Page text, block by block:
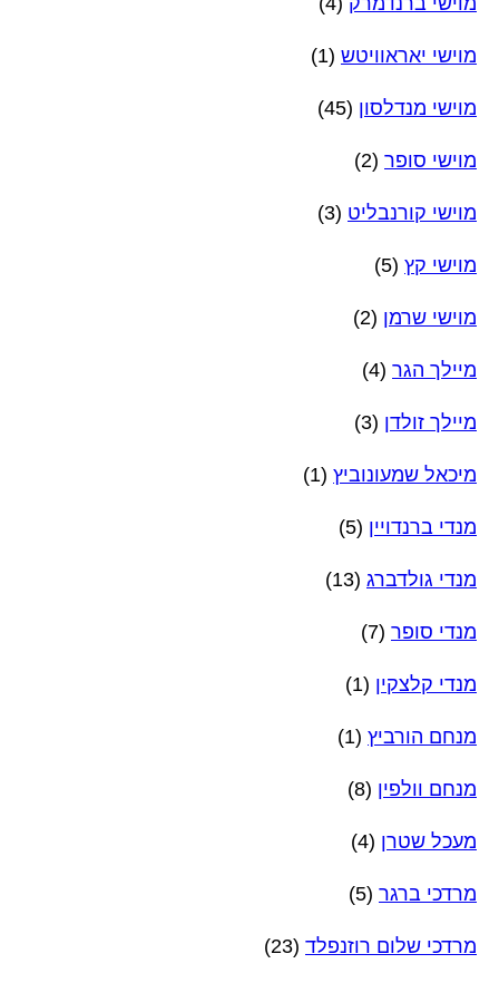
מוישי יאראוויטש (1)
מוישי מנדלסון (45)
מוישי סופר (2)
מוישי קורנבליט (3)
מוישי קץ (5)
מוישי שרמן (2)
מיילך הגר (4)
מיילך זולדן (3)
מיכאל שמעונוביץ (1)
מנדי ברנדויין (5)
מנדי גולדברג (13)
מנדי סופר (7)
מנדי קלצקין (1)
מנחם הורביץ (1)
מנחם וולפין (8)
מעכל שטרן (4)
מרדכי ברגר (5)
מרדכי שלום רוזנפלד (23)